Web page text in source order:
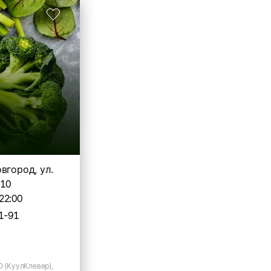
ул.
91
(КуулКлевер),